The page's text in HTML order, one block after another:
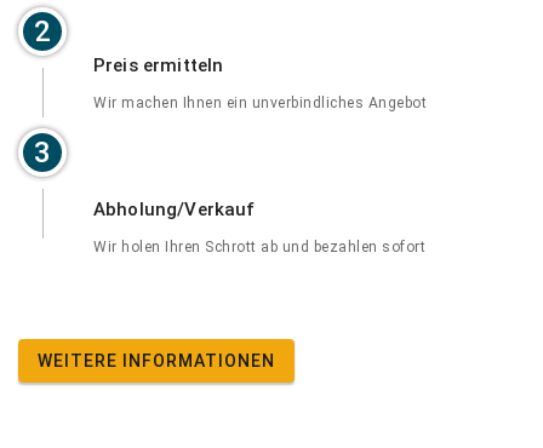
2
3
Preis ermitteln
Wir machen Ihnen ein unverbindliches Angebot
Abholung/Verkauf
Wir holen Ihren Schrott ab und bezahlen sofort
WEITERE INFORMATIONEN